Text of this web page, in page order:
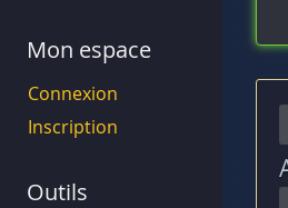
Mon espace
Connexion
Inscription
Outils